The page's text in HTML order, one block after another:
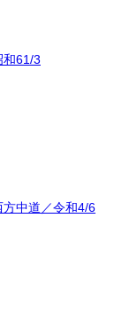
61/3
中道／令和4/6